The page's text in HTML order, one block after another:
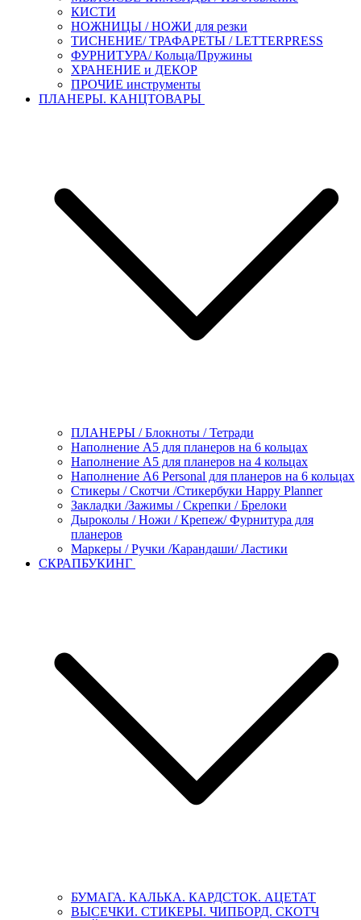
КИСТИ
НОЖНИЦЫ / НОЖИ для резки
ТИСНЕНИЕ/ ТРАФАРЕТЫ / LETTERPRESS
ФУРНИТУРА/ Кольца/Пружины
ХРАНЕНИЕ и ДЕКОР
ПРОЧИЕ инструменты
ПЛАНЕРЫ. КАНЦТОВАРЫ
ПЛАНЕРЫ / Блокноты / Тетради
Наполнение А5 для планеров на 6 кольцах
Наполнение А5 для планеров на 4 кольцах
Наполнение А6 Personal для планеров на 6 кольцах
Стикеры / Скотчи /Стикербуки Happy Planner
Закладки /Зажимы / Скрепки / Брелоки
Дыроколы / Ножи / Крепеж/ Фурнитура для
планеров
Маркеры / Ручки /Карандаши/ Ластики
СКРАПБУКИНГ
БУМАГА. КАЛЬКА. КАРДСТОК. АЦЕТАТ
ВЫСЕЧКИ. СТИКЕРЫ. ЧИПБОРД. СКОТЧ